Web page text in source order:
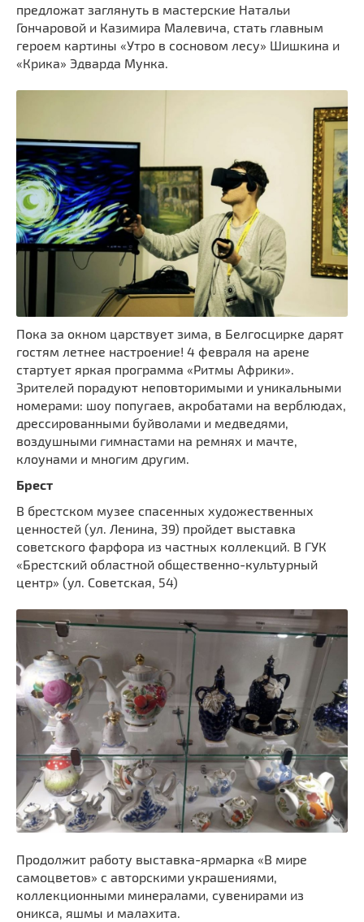
предложат заглянуть в мастерские Натальи
Гончаровой и Казимира Малевича, стать главным
героем картины «Утро в сосновом лесу» Шишкина и
«Крика» Эдварда Мунка.
Пока за окном царствует зима, в Белгосцирке дарят
гостям летнее настроение! 4 февраля на арене
стартует яркая программа «Ритмы Африки».
Зрителей порадуют неповторимыми и уникальными
номерами: шоу попугаев, акробатами на верблюдах,
дрессированными буйволами и медведями,
воздушными гимнастами на ремнях и мачте,
клоунами и многим другим.
Брест
В брестском музее спасенных художественных
ценностей (ул. Ленина, 39) пройдет выставка
советского фарфора из частных коллекций. В ГУК
«Брестский областной общественно-культурный
центр» (ул. Советская, 54)
Продолжит работу выставка-ярмарка «В мире
самоцветов» с авторскими украшениями,
коллекционными минералами, сувенирами из
оникса, яшмы и малахита.